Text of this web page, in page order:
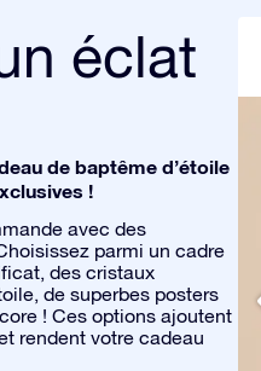
éclat
de baptême d’étoile
!
avec des
parmi un cadre
des cristaux
de superbes posters
! Ces options ajoutent
rendent votre cadeau